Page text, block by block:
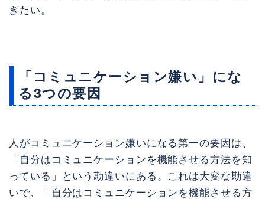
きたい。
「コミュニケーション嫌い」にな
る3つの要因
人がコミュニケーション嫌いになる第一の要因は、
「自分はコミュニケーションを機能させる方法を知
っている」という勘違いにある。これは大変な勘違
いで、「自分はコミュニケーションを機能させる方